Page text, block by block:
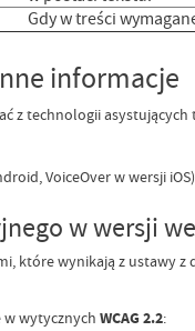
Gdy w treści
informacje
z technologii asystujących
VoiceOver w wersji
w wersji
które wynikają z ustawy
w wytycznych WCAG 2.2: